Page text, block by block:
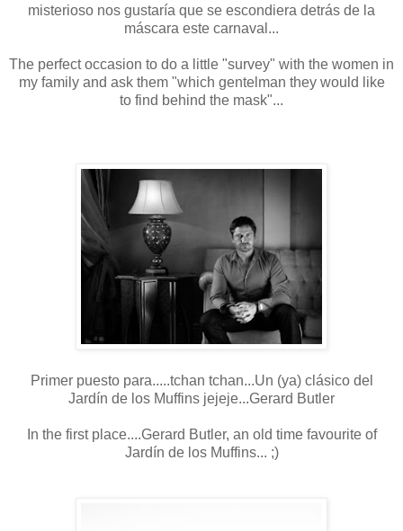
misterioso nos gustaría que se escondiera detrás de la
máscara este carnaval...
The perfect occasion to do a little "survey" with the women in
my family and ask them "which gentelman they would like
to find behind the mask"...
Primer puesto para.....tchan tchan...Un (ya) clásico del
Jardín de los Muffins jejeje...Gerard Butler
In the first place....Gerard Butler, an old time favourite of
Jardín de los Muffins... ;)